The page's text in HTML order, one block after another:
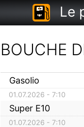
Le
BOUCHE
Gasolio
01.07.2026 - 7:10
Super E10
01.07.2026 - 7:10